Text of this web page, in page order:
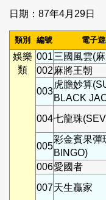
日期：87年4月29日
類別 編號 電子
娛樂
類
001三國風雲(
002麻將王朝
003
虎膽妙算
BLACK
004七龍珠
005
彩金賓果彈
BINGO)
006愛國者
007天生贏家